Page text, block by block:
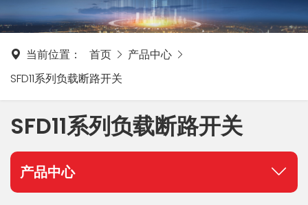
当前位置： 首页
产品中心
SFD11系列负载断路开关
SFD11系列负载断路开关
产品中心